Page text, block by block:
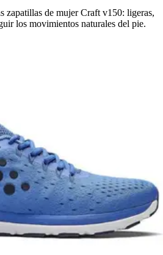
zapatillas de mujer Craft v150: ligeras,
los movimientos naturales del pie.